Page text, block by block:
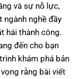
và sự nỗ lực,
ngành nghề đầy
hái thành công.
đến cho bạn
khám phá bản
rằng bài viết